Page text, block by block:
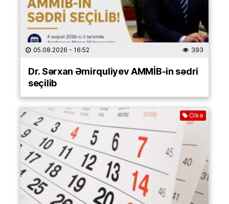
05.08.2026 - 16:52 393
Dr. Sərxan Əmirquliyev AMMİB-in sədri
seçilib
Ölkə